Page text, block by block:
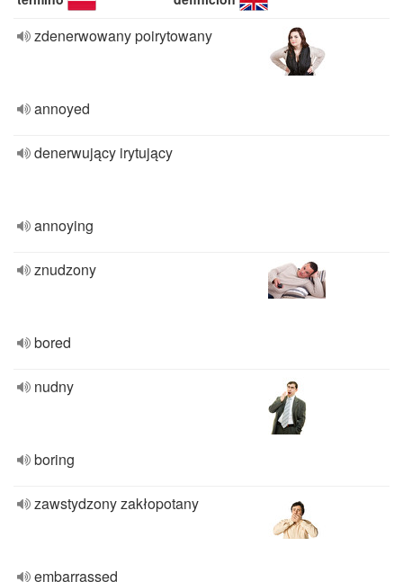
zdenerwowany poirytowany
annoyed
denerwujący irytujący
annoying
znudzony
bored
nudny
boring
zawstydzony zakłopotany
embarrassed